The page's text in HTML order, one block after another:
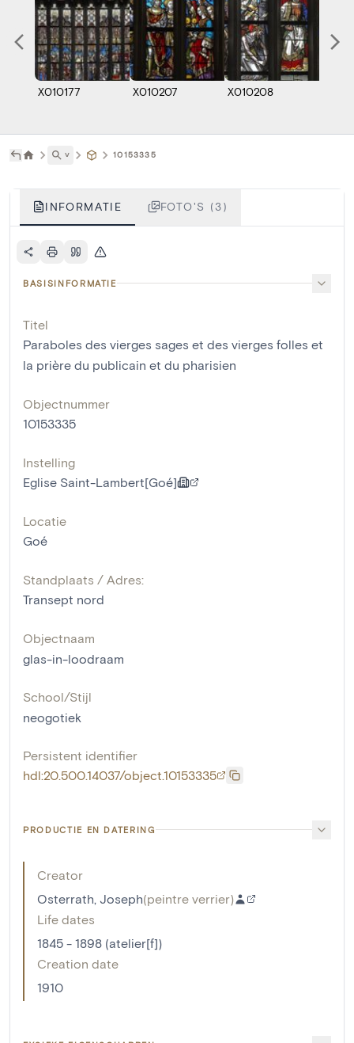
X010177 X010207 X010208
˅ 10153335
INFORMATIE FOTO'S (3)
BASISINFORMATIE
Titel
Paraboles des vierges sages et des vierges folles et
la prière du publicain et du pharisien
Objectnummer
10153335
Instelling
Eglise Saint-Lambert[Goé]
Locatie
Goé
Standplaats / Adres:
Transept nord
Objectnaam
glas-in-loodraam
School/Stijl
neogotiek
Persistent identifier
hdl:20.500.14037/object.10153335
PRODUCTIE EN DATERING
Creator
Osterrath, Joseph(peintre verrier)
Life dates
1845 - 1898 (atelier[f])
Creation date
1910